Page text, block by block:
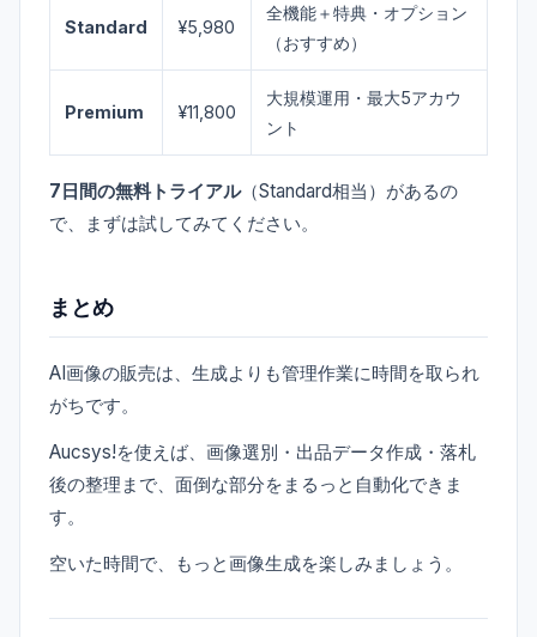
Standard ¥5,980
全機能＋特典・オプション
（おすすめ）
Premium ¥11,800
大規模運用・最大5アカウ
ント
7日間の無料トライアル（Standard相当）があるの
で、まずは試してみてください。
まとめ
AI画像の販売は、生成よりも管理作業に時間を取られ
がちです。
Aucsys!を使えば、画像選別・出品データ作成・落札
後の整理まで、面倒な部分をまるっと自動化できま
す。
空いた時間で、もっと画像生成を楽しみましょう。